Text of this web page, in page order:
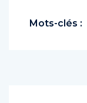
Mots-clés :